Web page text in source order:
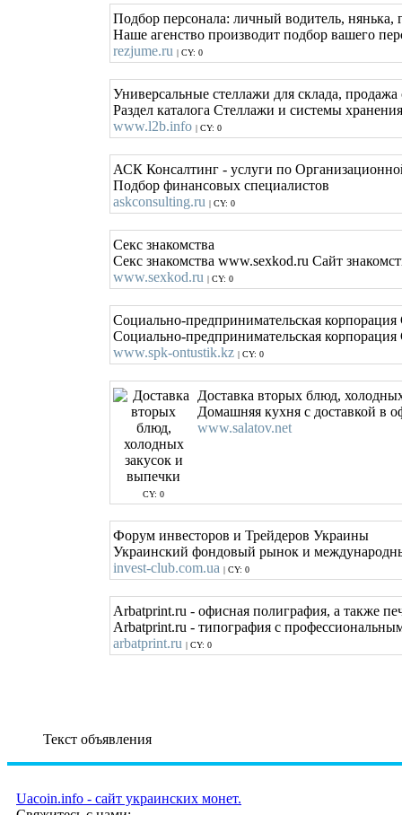
Подбор персонала: личный водитель, нянька,
Наше агенство производит подбор вашего
rezjume.ru | CY: 0
Универсальные стеллажи для склада, продажа
Раздел каталога Стеллажи и системы
www.l2b.info | CY: 0
АСК Консалтинг - услуги по
Подбор финансовых специалистов
askconsulting.ru | CY: 0
Секс знакомства
Секс знакомства www.sexkod.ru Сайт
www.sexkod.ru | CY: 0
Социально-предпринимательская
Социально-предпринимательская
www.spk-ontustik.kz | CY: 0
CY: 0
Доставка вторых блюд,
Домашняя кухня с доставкой в
www.salatov.net
Форум инвесторов и Трейдеров Украины
Украинский фондовый рынок и
invest-club.com.ua | CY: 0
Arbatprint.ru - офисная полиграфия, а также
Arbatprint.ru - типография с
arbatprint.ru | CY: 0
Текст объявления
Uacoin.info - сайт украинских монет.